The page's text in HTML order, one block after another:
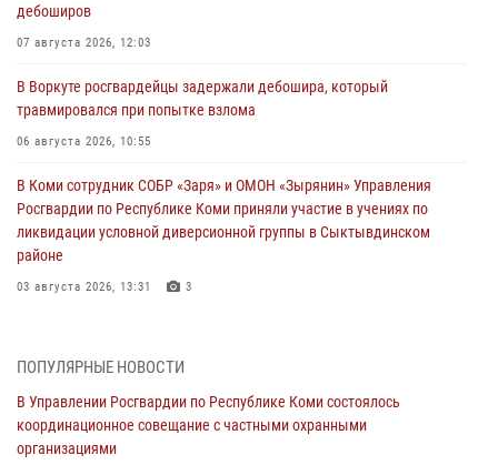
дебоширов
07 августа 2026, 12:03
В Воркуте росгвардейцы задержали дебошира, который
травмировался при попытке взлома
06 августа 2026, 10:55
В Коми сотрудник СОБР «Заря» и ОМОН «Зырянин» Управления
Росгвардии по Республике Коми приняли участие в учениях по
ликвидации условной диверсионной группы в Сыктывдинском
районе
03 августа 2026, 13:31 3
по спортивному самбо
03 августа 2026, 12:07 5
В Коми росгвардейцы информируют граждан об изменениях в
ПОПУЛЯРНЫЕ НОВОСТИ
В Управлении Росгвардии по Республике Коми состоялось
координационное совещание с частными охранными
организациями